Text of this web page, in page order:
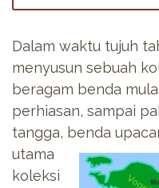
Dalam waktu tujuh
menyusun sebuah
beragam benda
perhiasan, sampai
tangga, benda
utama
koleksi